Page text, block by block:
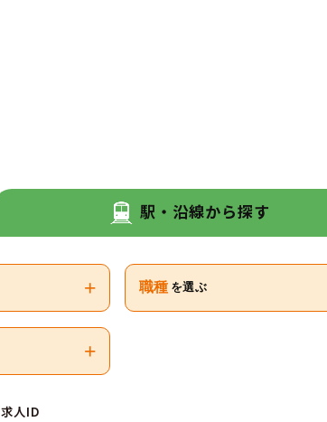
駅・沿線から探す
+ 職種 を選ぶ
+
求人ID